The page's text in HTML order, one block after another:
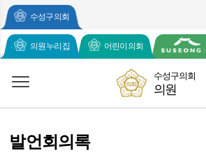
수성구의회
의원누리집 어린이의회
수성구의회
의원
발언회의록